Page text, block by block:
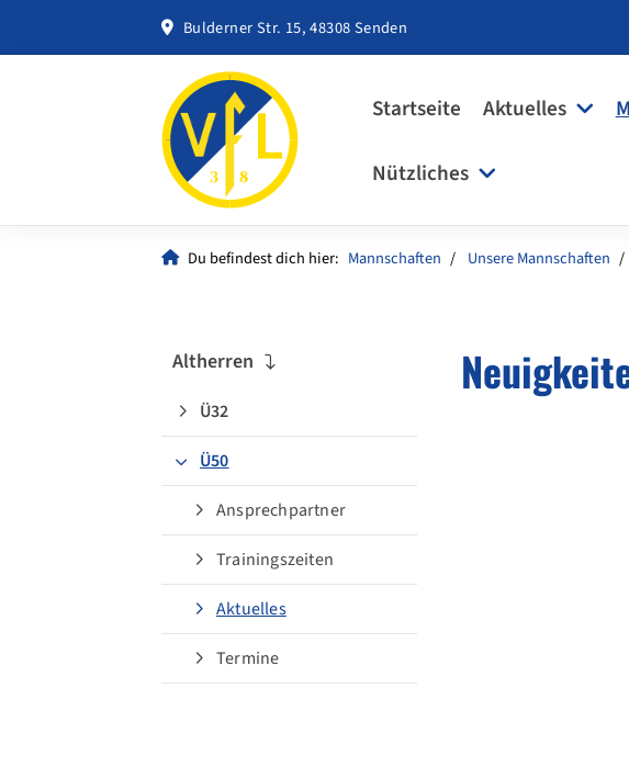
Bulderner Str. 15, 48308 Senden
Startseite Aktuelles
Nützliches
Du befindest dich hier: Mannschaften Unsere Mannschaften
Altherren
Ü32
Ü50
Ansprechpartner
Trainingszeiten
Aktuelles
Termine
Quicklinks
Sportangebote finden
Unsere Mannschaften
Sportsuche